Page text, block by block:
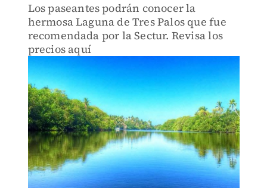
Los paseantes podrán conocer la
hermosa Laguna de Tres Palos que fue
recomendada por la Sectur. Revisa los
precios aquí